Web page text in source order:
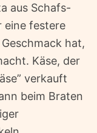
aus Schafs-
eine festere
hat,
Käse, der
verkauft
beim Braten